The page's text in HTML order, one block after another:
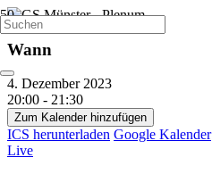
Wann
4. Dezember 2023
20:00 - 21:30
Zum Kalender hinzufügen
ICS herunterladen Google Kalender
Live